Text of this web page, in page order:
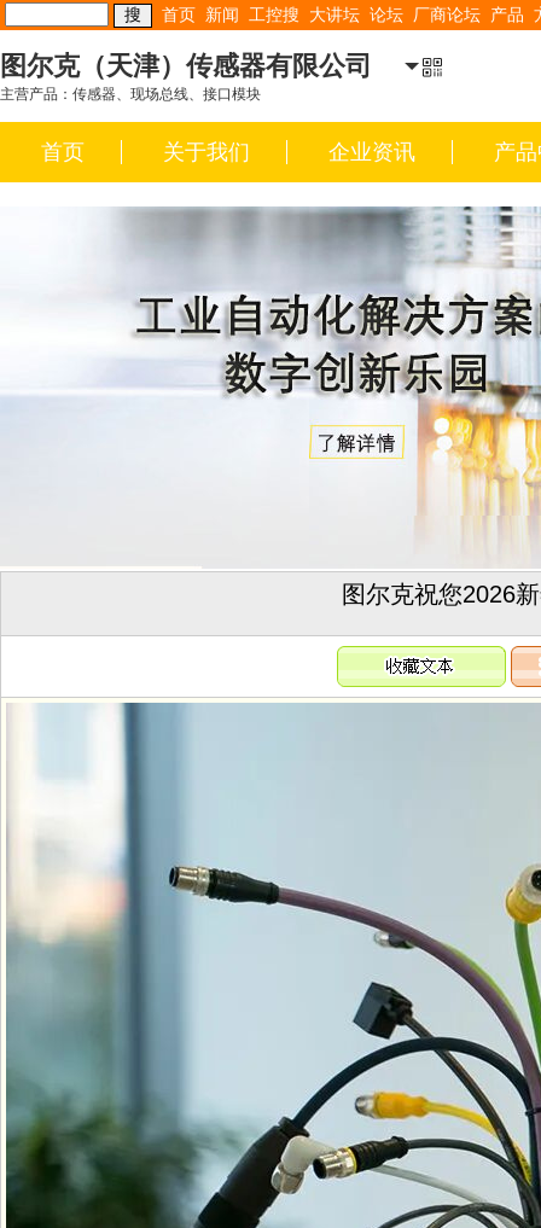
首页 新闻 工控搜 大讲坛 论坛 厂商论坛 产品
图尔克（天津）传感器有限公司
主营产品：传感器、现场总线、接口模块
首页 关于我们 企业资讯 产
图尔克祝您2026